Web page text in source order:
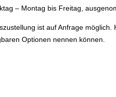
– Montag bis Freitag,
ist auf Anfrage
Optionen nennen können.